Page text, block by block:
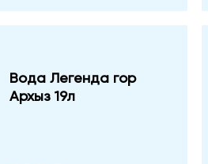
Вода Легенда гор
Архыз 19л